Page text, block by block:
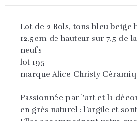
Lot de 2 Bols, tons bleu beige
12,5cm de hauteur sur 7,5 de
neufs
lot 195
marque Alice Christy
Passionnée par l'art et la
en grès naturel : l’argile et